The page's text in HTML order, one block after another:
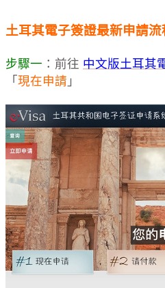
土耳其電子簽證最新申請流
步驟一 ：前往 中文版土耳其
「 現在申請 」